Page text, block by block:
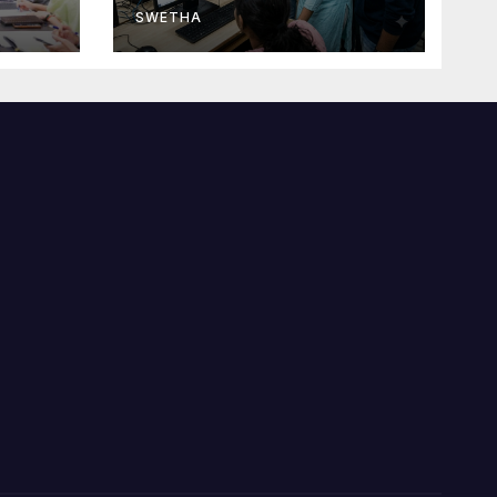
పూర్తి…
SWETHA